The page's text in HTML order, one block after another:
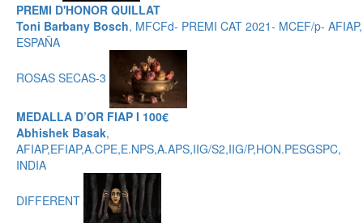
PREMI D'HONOR QUILLAT
Toni Barbany Bosch, MFCFd- PREMI CAT 2021- MCEF/p- AFIAP,
ESPAÑA
ROSAS SECAS-3
MEDALLA D’OR FIAP I 100€
Abhishek Basak,
AFIAP,EFIAP,A.CPE,E.NPS,A.APS,IIG/S2,IIG/P,HON.PESGSPC,
INDIA
DIFFERENT